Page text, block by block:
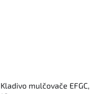
Kladivo mulčovače EFGC,